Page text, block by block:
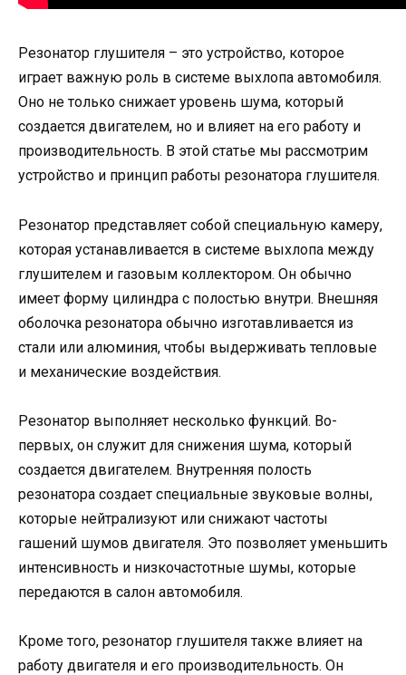
Резонатор глушителя – это устройство, которое
играет важную роль в системе выхлопа автомобиля.
Оно не только снижает уровень шума, который
создается двигателем, но и влияет на его работу и
производительность. В этой статье мы рассмотрим
устройство и принцип работы резонатора глушителя.
Резонатор представляет собой специальную камеру,
которая устанавливается в системе выхлопа между
глушителем и газовым коллектором. Он обычно
имеет форму цилиндра с полостью внутри. Внешняя
оболочка резонатора обычно изготавливается из
стали или алюминия, чтобы выдерживать тепловые
и механические воздействия.
Резонатор выполняет несколько функций. Во-
первых, он служит для снижения шума, который
создается двигателем. Внутренняя полость
резонатора создает специальные звуковые волны,
которые нейтрализуют или снижают частоты
гашений шумов двигателя. Это позволяет уменьшить
интенсивность и низкочастотные шумы, которые
передаются в салон автомобиля.
Кроме того, резонатор глушителя также влияет на
работу двигателя и его производительность. Он